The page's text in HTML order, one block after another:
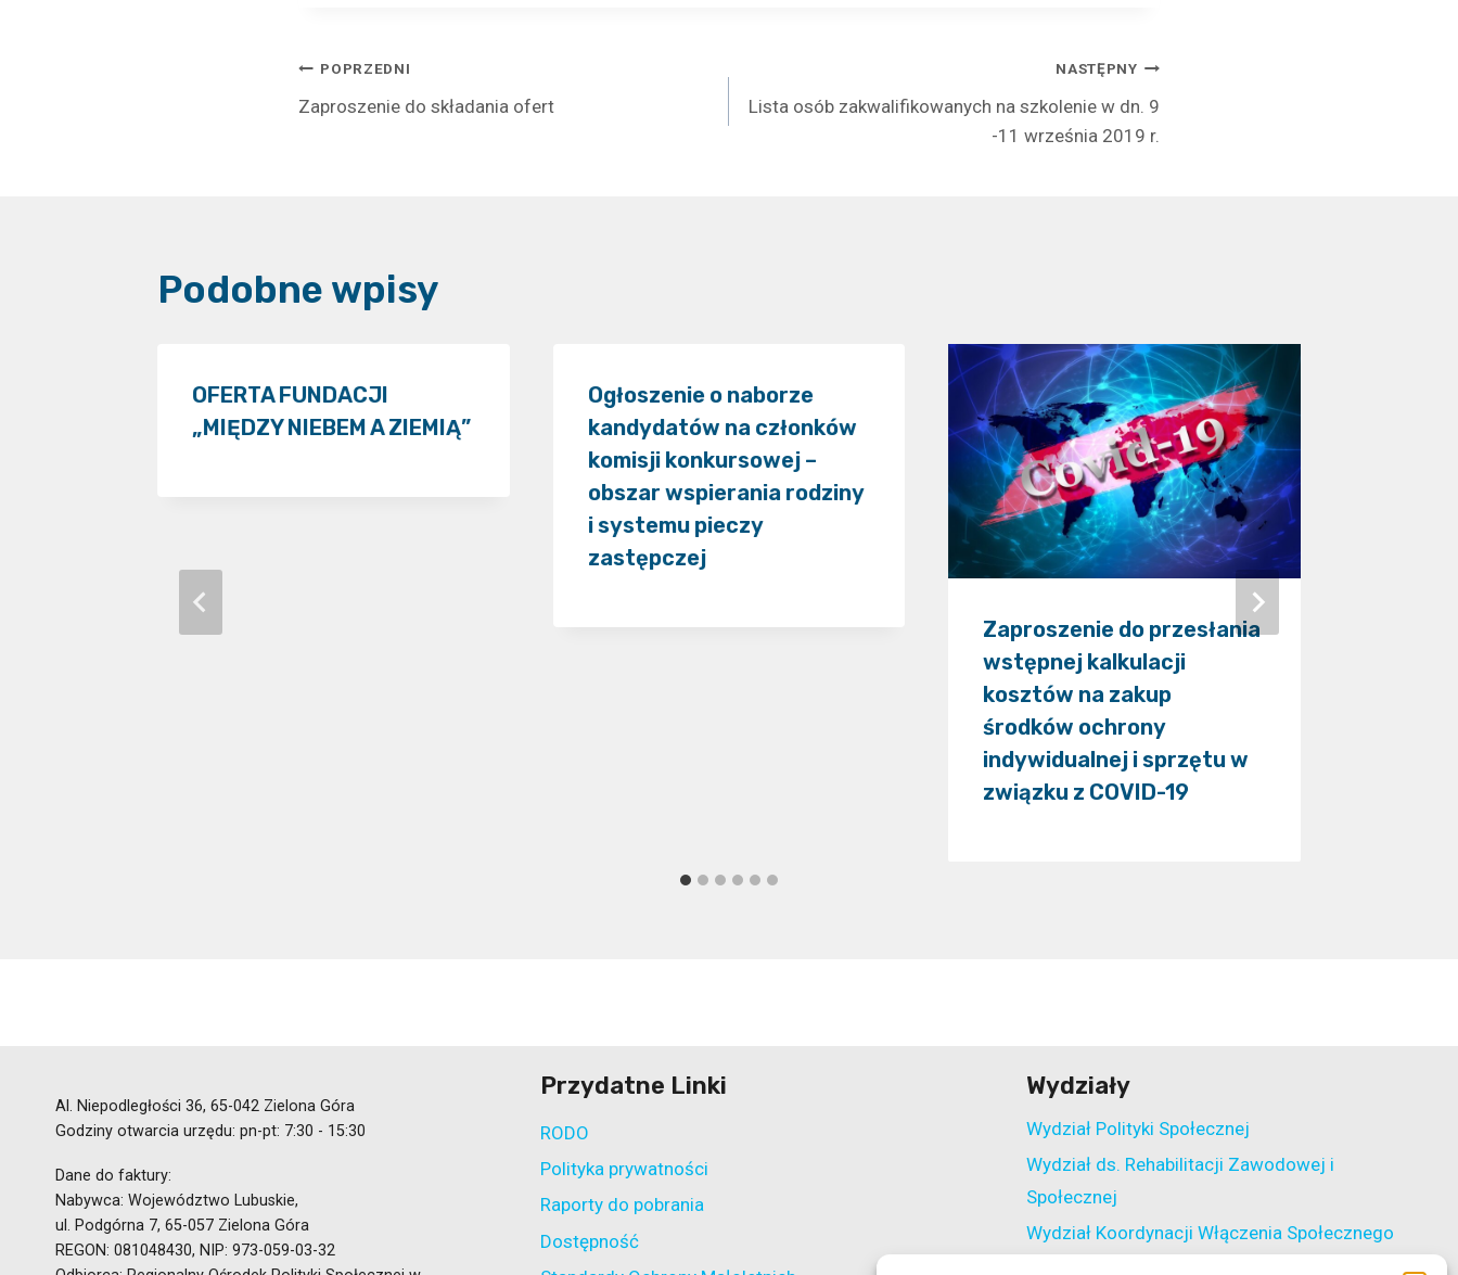
Nawigacja
POPRZEDNI
Zaproszenie do składania ofert
NASTĘPNY
Lista osób zakwalifikowanych na szkolenie w dn. 9
-11 września 2019 r.
Podobne wpisy
OFERTA FUNDACJI
„MIĘDZY NIEBEM A ZIEMIĄ”
Ogłoszenie o naborze
kandydatów na członków
komisji konkursowej –
obszar wspierania rodziny
i systemu pieczy
zastępczej
Zaproszenie do przesłania
wstępnej kalkulacji
kosztów na zakup
środków ochrony
indywidualnej i sprzętu w
związku z COVID-19
Al. Niepodległości 36, 65-042 Zielona Góra
Godziny otwarcia urzędu: pn-pt: 7:30 - 15:30
Dane do faktury:
Nabywca: Województwo Lubuskie,
ul. Podgórna 7, 65-057 Zielona Góra
REGON: 081048430, NIP: 973-059-03-32
Przydatne Linki
RODO
Polityka prywatności
Raporty do pobrania
Dostępność
Wydziały
Wydział Polityki Społecznej
Wydział ds. Rehabilitacji Zawodowej i
Społecznej
Wydział Koordynacji Włączenia Społecznego